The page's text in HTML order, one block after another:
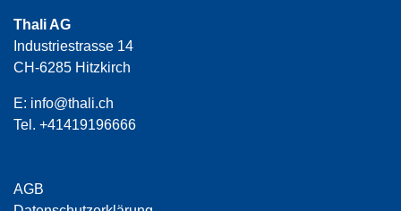
Thali AG
Industriestrasse 14
CH-6285 Hitzkirch
E: info@thali.ch
Tel. +41419196666
AGB